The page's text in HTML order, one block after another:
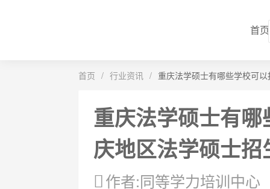
首页
首页 / 行业资讯 / 重庆法学硕士有哪些学校可
重庆法学硕士有
庆地区法学硕士招
作者:同等学力培训中心